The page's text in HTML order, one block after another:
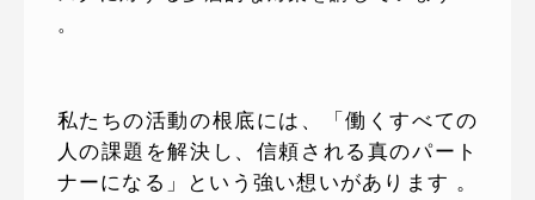
。
私たちの活動の根底には、「働くすべての
人の課題を解決し、信頼される真のパート
ナーになる」という強い想いがあります 。